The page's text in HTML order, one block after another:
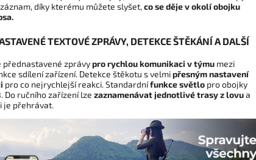
díky kterému můžete slyšet,co se děje v okolí obojku
TEXTOVÉ ZPRÁVY, DETEKCE ŠTĚKÁNÍ A DALŠÍ
přednastavené zprávypro rychlou komunikaci v týmu mezi
sdílení zařízení. Detekce štěkotu s velmipřesným nastavení
pro co nejrychlejší reakci. Standardnífunkce světlo pro obojky
Do ručního zařízení lze zaznamenávat jednotlivé trasyz lovua
je přehrávat.